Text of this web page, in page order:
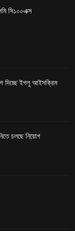
সি১০০এক্স
দিচ্ছে ইগলু আইসক্রিম
চলছে নিয়োগ